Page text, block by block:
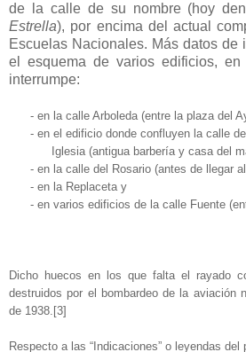
de la calle de su nombre (hoy
Estrella), por encima del actual
Escuelas Nacionales. Más datos de
el esquema de varios edificios,
interrumpe:
- en la calle Arboleda (entre la plaza del
- en el edificio donde confluyen la calle
Iglesia (antigua barbería y casa del
- en la calle del Rosario (antes de llegar
- en la Replaceta y
- en varios edificios de la calle Fuente
Dicho huecos en los que falta el rayado
destruidos por el bombardeo de la aviación
de 1938. [3]
Respecto a las “Indicaciones” o leyendas del